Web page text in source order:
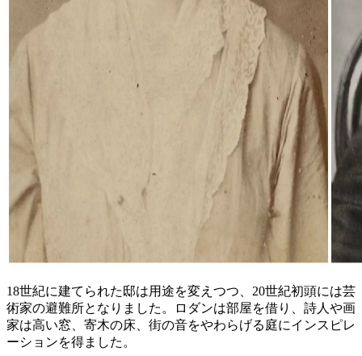
18世紀に建てられた邸は用途を変えつつ、20世紀初頭には芸
術家の避難所となりました。ロダンは部屋を借り、詩人や画
家は高い窓、寄木の床、街の音をやわらげる庭にインスピレ
ーションを得ました。